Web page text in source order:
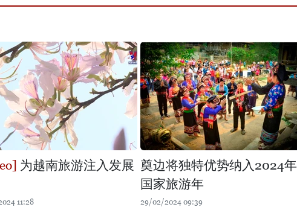
为越南旅游注入发展
11:28
奠边将独特优势纳入2024年
国家旅游年
29/02/2024 09:39